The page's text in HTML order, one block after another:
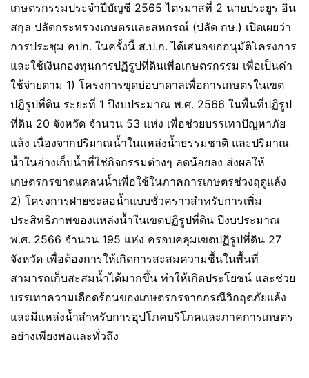
เกษตรกรรมประจำปีบัญชี 2565 ไตรมาสที่ 2 นายประยูร อิน
สกุล ปลัดกระทรวงเกษตรและสหกรณ์ (ปลัด กษ.) เปิดเผยว่า
การประชุม คปก. ในครั้งนี้ ส.ป.ก. ได้เสนอขออนุมัติโครงการ
และใช้เงินกองทุนการปฏิรูปที่ดินเพื่อเกษตรกรรม เพื่อเป็นค่า
ใช้จ่ายตาม 1) โครงการขุดบ่อบาดาลเพื่อการเกษตรในเขต
ปฏิรูปที่ดิน ระยะที่ 1 ปีงบประมาณ พ.ศ. 2566 ในพื้นที่ปฏิรูป
ที่ดิน 20 จังหวัด จำนวน 53 แห่ง เพื่อช่วยบรรเทาปัญหาภัย
แล้ง เนื่องจากปริมาณน้ำในแหล่งน้ำธรรมชาติ และปริมาณ
น้ำในอ่างเก็บน้ำที่ใช่กิจกรรมต่างๆ ลดน้อยลง ส่งผลให้
เกษตรกรขาดแคลนน้ำเพื่อใช้ในภาคการเกษตรช่วงฤดูแล้ง
2) โครงการฝายชะลอน้ำแบบชั่วคราวสำหรับการเพิ่ม
ประสิทธิภาพของแหล่งน้ำในเขตปฏิรูปที่ดิน ปีงบประมาณ
พ.ศ. 2566 จำนวน 195 แห่ง ครอบคลุมเขตปฏิรูปที่ดิน 27
จังหวัด เพื่อต้องการให้เกิดการสะสมความชื้นในพื้นที่
สามารถเก็บสะสมน้ำได้มากขึ้น ทำให้เกิดประโยชน์ และช่วย
บรรเทาความเดือดร้อนของเกษตรกรจากกรณีวิกฤตภัยแล้ง
และมีแหล่งน้ำสำหรับการอุปโภคบริโภคและภาคการเกษตร
อย่างเพียงพอและทั่วถึง